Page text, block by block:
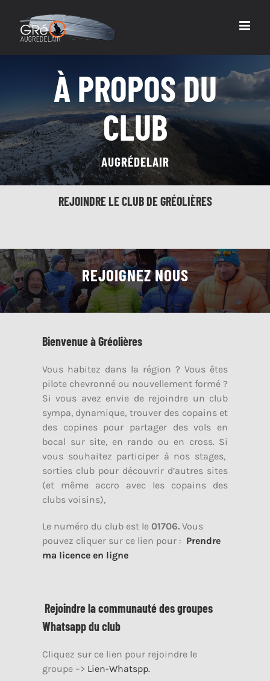
contenu
À PROPOS DU
CLUB
AUGRÉDELAIR
REJOINDRE LE CLUB DE GRÉOLIÈRES
REJOIGNEZ NOUS
Bienvenue à Gréolières
Vous habitez dans la région ? Vous êtes
pilote chevronné ou nouvellement formé ?
Si vous avez envie de rejoindre un club
sympa, dynamique, trouver des copains et
des copines pour partager des vols en
bocal sur site, en rando ou en cross. Si
vous souhaitez participer à nos stages,
sorties club pour découvrir d’autres sites
(et même accro avec les copains des
clubs voisins),
Le numéro du club est le 01706. Vous
pouvez cliquer sur ce lien pour : Prendre
ma licence en ligne
Rejoindre la communauté des groupes
Whatsapp du club
Cliquez sur ce lien pour rejoindre le
groupe –> Lien-Whatspp.